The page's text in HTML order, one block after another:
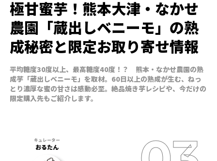
極甘蜜芋！熊本大津・なかせ
農園「蔵出しベニーモ」の熟
成秘密と限定お取り寄せ情報
平均糖度30度以上、最高糖度40度！？ 熊本・なかせ農園の熟
成芋「蔵出しベニーモ」を取材。60日以上の熟成が生む、ねっ
とり濃厚な蜜の甘さは感動必至。絶品焼き芋レシピや、今だけの
限定購入先もご紹介します。
おるたん